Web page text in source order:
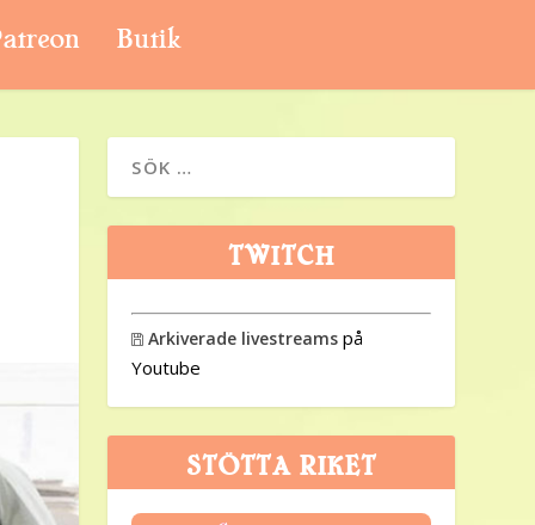
Butik
TWITCH
 Arkiverade livestreams på
Youtube
STÖTTA RIKET